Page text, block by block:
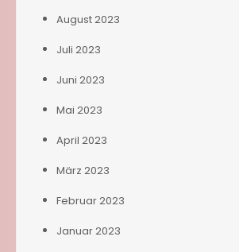
August 2023
Juli 2023
Juni 2023
Mai 2023
April 2023
März 2023
Februar 2023
Januar 2023